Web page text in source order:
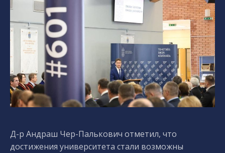
Д-р Андраш Чер-Палькович отметил, что
достижения университета стали возможны